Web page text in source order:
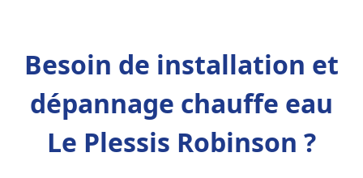
Besoin de installation et
dépannage chauffe eau
Le Plessis Robinson ?